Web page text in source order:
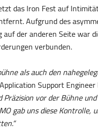
das Iron Fest auf
Aufgrund des
der anderen Seite war
verbunden.
als auch den
Support
vor der Bühne
gab uns diese Kontrolle,